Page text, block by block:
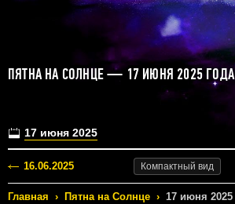
ПЯТНА НА СОЛНЦЕ — 17 ИЮНЯ 2025 ГОДА
17 июня 2025
16.06.2025 Компактный вид
Главная › Пятна на Солнце › 17 июня 2025